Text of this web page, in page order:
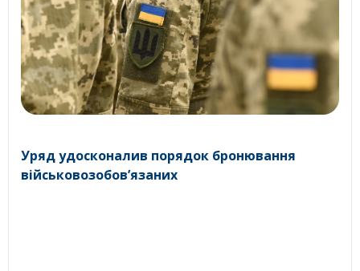
Уряд удосконалив порядок бронювання
військовозобов’язаних